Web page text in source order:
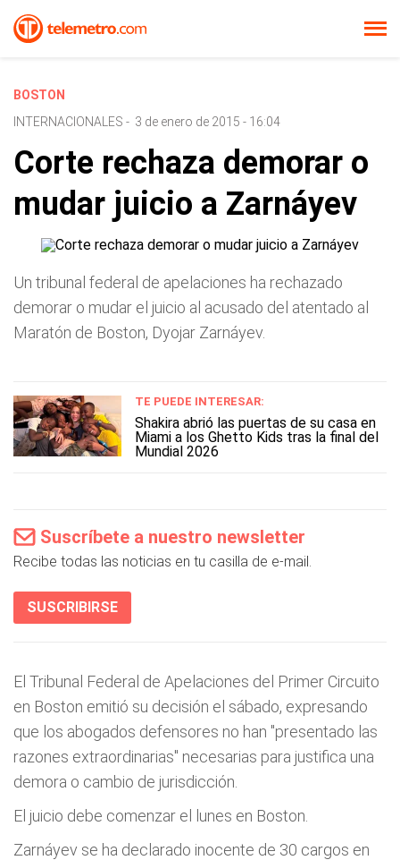
BOSTON
INTERNACIONALES - 3 de enero de 2015 - 16:04
Corte rechaza demorar o
mudar juicio a Zarnáyev
Un tribunal federal de apelaciones ha rechazado
demorar o mudar el juicio al acusado del atentado al
Maratón de Boston, Dyojar Zarnáyev.
TE PUEDE INTERESAR:
Shakira abrió las puertas de su casa en
Miami a los Ghetto Kids tras la final del
Mundial 2026
Suscríbete a nuestro newsletter
Recibe todas las noticias en tu casilla de e-mail.
SUSCRIBIRSE
El Tribunal Federal de Apelaciones del Primer Circuito
en Boston emitió su decisión el sábado, expresando
que los abogados defensores no han "presentado las
razones extraordinarias" necesarias para justifica una
demora o cambio de jurisdicción.
El juicio debe comenzar el lunes en Boston.
Zarnáyev se ha declarado inocente de 30 cargos en